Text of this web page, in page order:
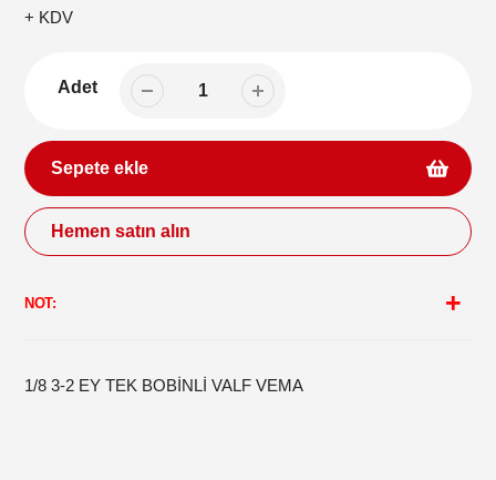
fiyat
+ KDV
Adet
Sepete ekle
Hemen satın alın
ürün
NOT:
1/8 3-2 EY TEK BOBİNLİ VALF VEMA